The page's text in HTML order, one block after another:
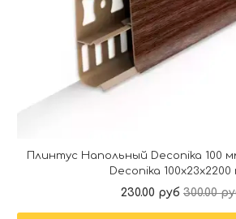
Плинтус Напольный Deconika 100
Deconika 100х23х2200
230.00 руб 300.00